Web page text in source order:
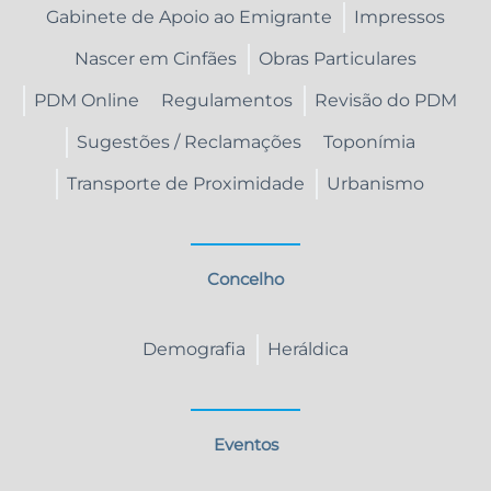
Gabinete de Apoio ao Emigrante
Impressos
Nascer em Cinfães
Obras Particulares
PDM Online
Regulamentos
Revisão do PDM
Sugestões / Reclamações
Toponímia
Transporte de Proximidade
Urbanismo
Concelho
Demografia Heráldica
Eventos